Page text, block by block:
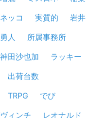
ネッコ 実質的
岩井
人
所属事務所
神田沙也加
ラッキー
出荷台数
TRPG
でび
ィンチ
レオナルド